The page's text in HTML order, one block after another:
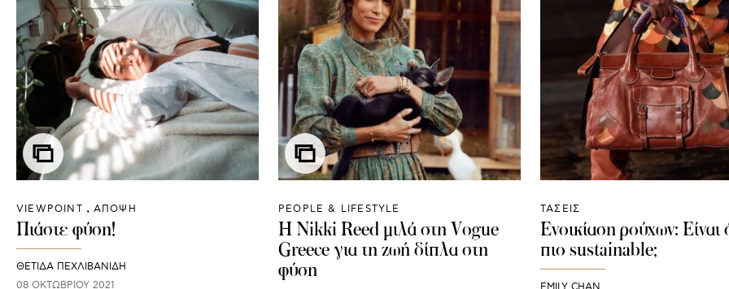
VIEWPOINT ΑΠΟΨΗ
Πιάστε φύση!
ΘΈΤΙΔΑ ΠΕΧΛΙΒΑΝΊΔΗ
08 ΟΚΤΩΒΡΊΟΥ 2021
PEOPLE & LIFESTYLE
H Nikki Reed μιλά στη Vogue
Greece για τη ζωή δίπλα στη
φύση
ΤΑΣΕΙΣ
Ενοικίαση ρούχων: Είναι
πιο sustainable;